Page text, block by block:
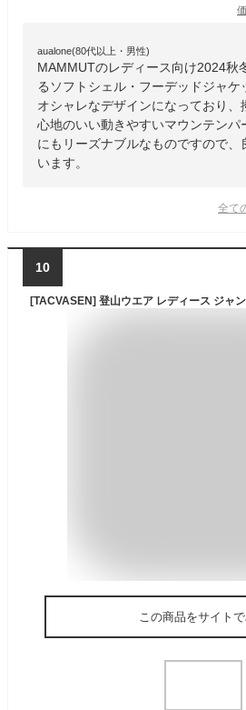
aualone(80代以上・男性)
MAMMUTのレディース向け2024秋
るソフトシェル・フーデッドジャ
オシャレなデザインになっており
心地のいい動きやすいマウンテンパ
にもリーズナブルなものですので、
います。
全て
10
この商品をサイト